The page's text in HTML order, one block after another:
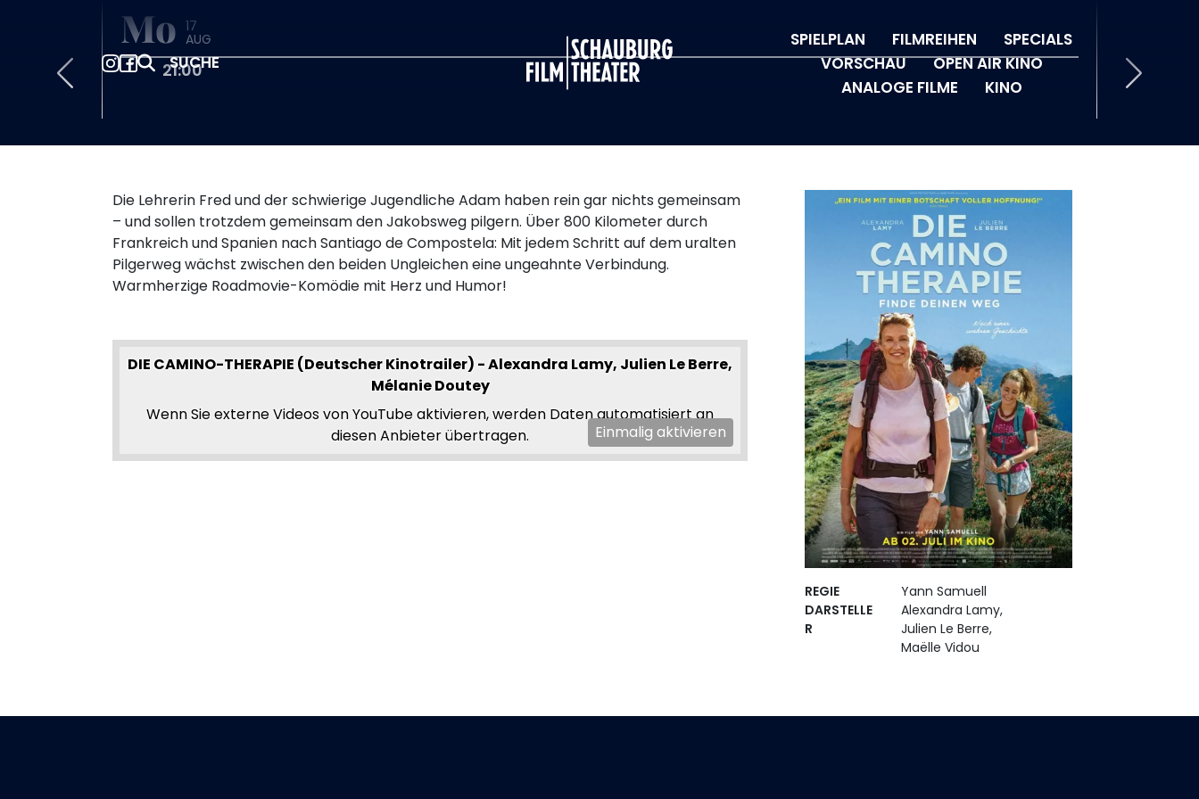
SUCHE
SPIELPLAN FILMREIHEN
SPECIALS
VORSCHAU
OPEN AIR KINO
ANALOGE FILME
KINO
Mo 17
AUG
21:00
Die Lehrerin Fred und der schwierige Jugendliche Adam haben rein gar nichts gemeinsam
– und sollen trotzdem gemeinsam den Jakobsweg pilgern. Über 800 Kilometer durch
Frankreich und Spanien nach Santiago de Compostela: Mit jedem Schritt auf dem uralten
Pilgerweg wächst zwischen den beiden Ungleichen eine ungeahnte Verbindung.
Warmherzige Roadmovie-Komödie mit Herz und Humor!
DIE CAMINO-THERAPIE (Deutscher Kinotrailer) - Alexandra Lamy, Julien Le Berre,
Mélanie Doutey
Wenn Sie externe Videos von YouTube aktivieren, werden Daten automatisiert an
diesen Anbieter übertragen.
Einmalig aktivieren
REGIE
Yann Samuell
DARSTELLE
R
Alexandra Lamy,
Julien Le Berre,
Maëlle Vidou